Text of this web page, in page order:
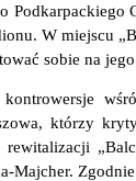
W miejscu
sobie na
którzy
Majcher.